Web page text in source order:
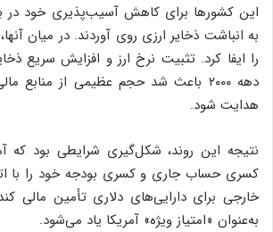
این کشورها برای کاهش آسیب‌پذیری خود در
به انباشت ذخایر ارزی روی آوردند. در میان
را ایفا کرد. تثبیت نرخ ارز و افزایش سریع
دهه ۲۰۰۰ باعث شد حجم عظیمی از منابع
هدایت شود.
نتیجه این روند، شکل‌گیری شرایطی بود که
کسری حساب جاری و کسری بودجه خود را با
خارجی برای دارایی‌های دلاری تأمین مالی
به‌عنوان «امتیاز ویژه» آمریکا یاد می‌شود.